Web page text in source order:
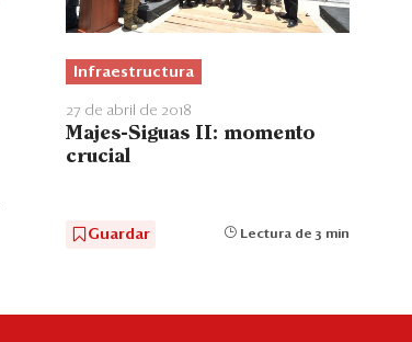
Infraestructura
27 de abril de 2018
Majes-Siguas II: momento
crucial
Guardar Lectura de 3 min